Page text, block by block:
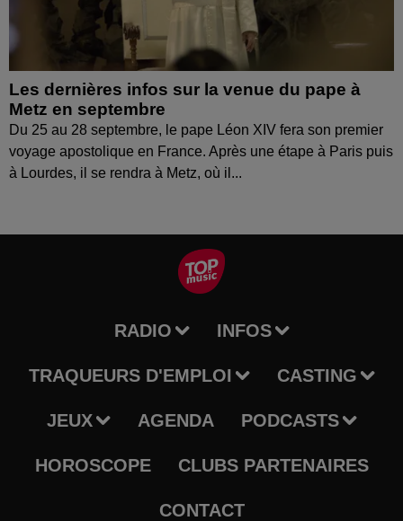
Les dernières infos sur la venue du pape à
Metz en septembre
Du 25 au 28 septembre, le pape Léon XIV fera son premier
voyage apostolique en France. Après une étape à Paris puis
à Lourdes, il se rendra à Metz, où il...
RADIO INFOS
TRAQUEURS D'EMPLOI CASTING
JEUX AGENDA PODCASTS
HOROSCOPE CLUBS PARTENAIRES
CONTACT